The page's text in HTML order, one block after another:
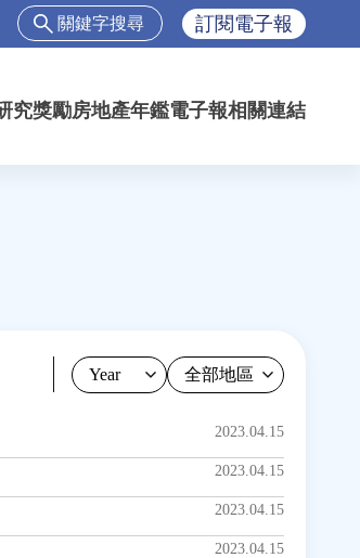
搜
表
單
搜
尋
訂閱電子報
究獎勵房地產年鑑電子報相關連結
Year
2023.04.15
2023.04.15
2023.04.15
2023.04.15